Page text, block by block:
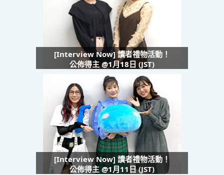
[Interview Now] 讀者禮物活動！
公佈得主 @1月18日 (JST)
[Interview Now] 讀者禮物活動！
公佈得主 @1月11日 (JST)